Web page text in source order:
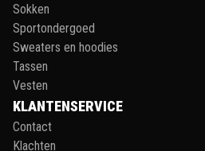
Sokken
Sportondergoed
Sweaters en hoodies
Tassen
Vesten
KLANTENSERVICE
Contact
Klachten